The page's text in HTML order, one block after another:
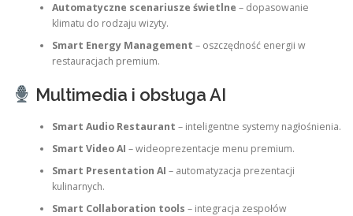
Automatyczne scenariusze świetlne – dopasowanie
klimatu do rodzaju wizyty.
Smart Energy Management – oszczędność energii w
restauracjach premium.
Multimedia i obsługa AI
Smart Audio Restaurant – inteligentne systemy nagłośnienia.
Smart Video AI – wideoprezentacje menu premium.
Smart Presentation AI – automatyzacja prezentacji
kulinarnych.
Smart Collaboration tools – integracja zespołów